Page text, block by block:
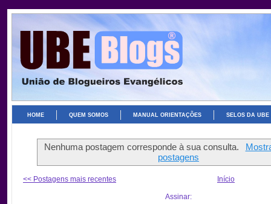
HOME QUEM SOMOS MANUAL ORIENTAÇÕES SELOS DA UBE
Nenhuma postagem corresponde à sua consulta.
postagens
<< Postagens mais recentes Início
Assinar: